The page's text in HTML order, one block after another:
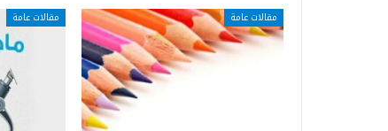
مقالات عامة مقالات عامة